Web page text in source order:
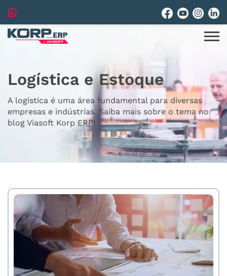
Logística e Estoque
A logística é uma área fundamental para diversas
empresas e indústrias. Saiba mais sobre o tema no
blog Viasoft Korp ERP!